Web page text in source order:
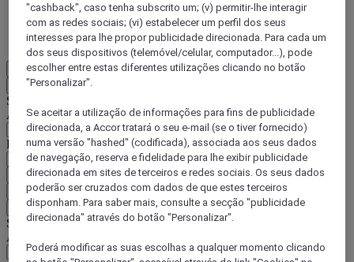
DESCOBRIR
Mais
Voltar
Selecione o seu país e idioma abaixo
Área geográfica
País/região-idioma
Confirmar o meu país e idioma
EUR (€)
Voltar
Selecione a moeda abaixo
Área geográfica
"cashback", caso tenha subscrito um; (v) permitir-lhe interagir
com as redes sociais; (vi) estabelecer um perfil dos seus
interesses para lhe propor publicidade direcionada. Para cada um
dos seus dispositivos (telemóvel/celular, computador...), pode
escolher entre estas diferentes utilizações clicando no botão
"Personalizar".
Se aceitar a utilização de informações para fins de publicidade
direcionada, a Accor tratará o seu e-mail (se o tiver fornecido)
numa versão "hashed" (codificada), associada aos seus dados
de navegação, reserva e fidelidade para lhe exibir publicidade
direcionada em sites de terceiros e redes sociais. Os seus dados
poderão ser cruzados com dados de que estes terceiros
disponham. Para saber mais, consulte a secção "publicidade
direcionada" através do botão "Personalizar".
Poderá modificar as suas escolhas a qualquer momento clicando